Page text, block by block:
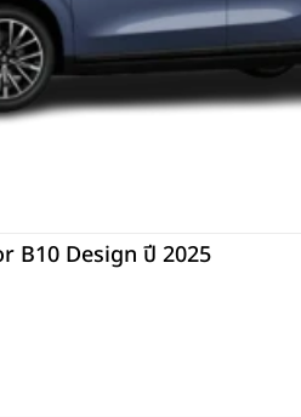
B10 Design ปี 2025